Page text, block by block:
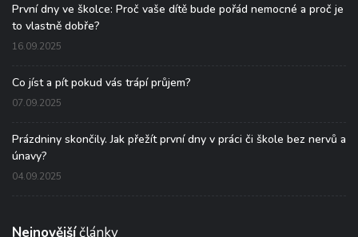
První dny ve školce: Proč vaše dítě bude pořád nemocné a proč je
to vlastně dobře?
16.09.2025
Co jíst a pít pokud vás trápí průjem?
07.09.2025
Prázdniny skončily. Jak přežít první dny v práci či škole bez nervů a
únavy?
04.09.2025
Nejnovějšíčlánky